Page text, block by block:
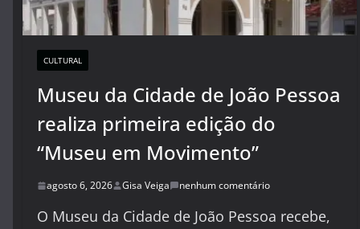
CULTURAL
Museu da Cidade de João Pessoa
realiza primeira edição do
“Museu em Movimento”
agosto 6, 2026 Gisa Veiga nenhum comentário
O Museu da Cidade de João Pessoa recebe,